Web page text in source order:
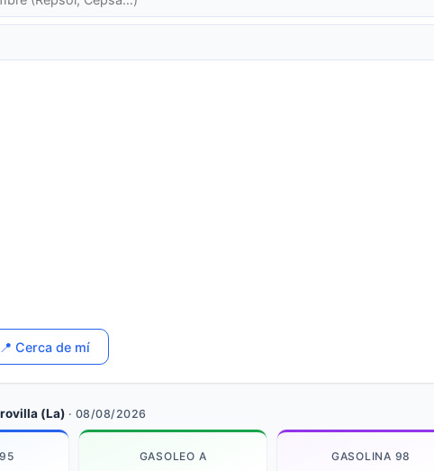
📍 Cerca de mí
(La) · 08/08/2026
GASOLEO A GASOLINA 98